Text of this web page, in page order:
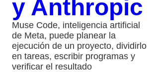
y Anthropic
Muse Code, inteligencia artificial
de Meta, puede planear la
ejecución de un proyecto, dividirlo
en tareas, escribir programas y
verificar el resultado